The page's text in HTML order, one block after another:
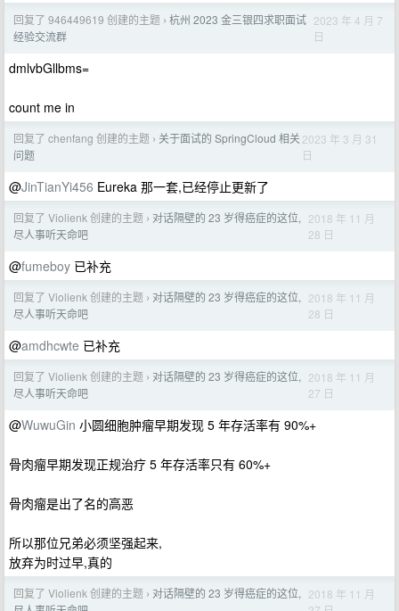
回复了 946449619 创建的主题 › 杭州 2023 金三银四求职面试
经验交流群
2023 年 4 月 7
日
dmlvbGllbms=
count me in
回复了 chenfang 创建的主题 › 关于面试的 SpringCloud 相关
问题
2023 年 3 月 31
日
@JinTianYi456 Eureka 那一套,已经停止更新了
回复了 Violienk 创建的主题 › 对话隔壁的 23 岁得癌症的这位,
尽人事听天命吧
2018 年 11 月
28 日
@fumeboy 已补充
回复了 Violienk 创建的主题 › 对话隔壁的 23 岁得癌症的这位,
尽人事听天命吧
2018 年 11 月
28 日
@amdhcwte 已补充
回复了 Violienk 创建的主题 › 对话隔壁的 23 岁得癌症的这位,
尽人事听天命吧
2018 年 11 月
27 日
@WuwuGin 小圆细胞肿瘤早期发现 5 年存活率有 90%+
骨肉瘤早期发现正规治疗 5 年存活率只有 60%+
骨肉瘤是出了名的高恶
所以那位兄弟必须坚强起来,
放弃为时过早,真的
回复了 Violienk 创建的主题 › 对话隔壁的 23 岁得癌症的这位, 2018 年 11 月